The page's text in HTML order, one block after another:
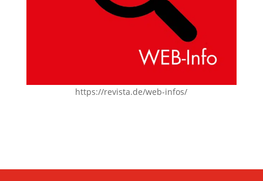
https://revista.de/web-infos/